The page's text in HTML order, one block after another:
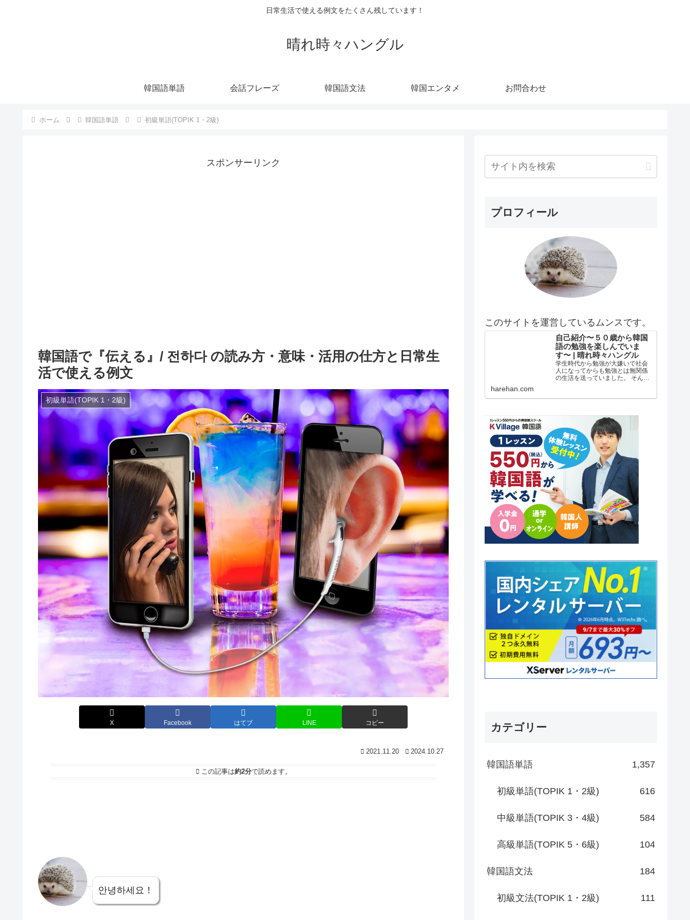
日常生活で使える例文をたくさん残しています！
晴れ時々ハングル
韓国語単語 会話フレーズ 韓国語文法 韓国エンタメ お問合わせ
ホーム 韓国語単語 初級単語(TOPIK 1・2級)
スポンサーリンク
韓国語で『伝える』/ 전하다 の読み方・意味・活用の仕方と日常生
活で使える例文
初級単語(TOPIK 1・2級)
X Facebook はてブ LINE コピー
2021.11.20 2024.10.27
この記事は約2分で読めます。
안녕하세요！
プロフィール
このサイトを運営しているムンスです。
自己紹介〜５０歳から韓国
語の勉強を楽しんでいま
す〜 | 晴れ時々ハングル
学生時代から勉強が大嫌いで社会
人になってからも勉強とは無関係
の生活を送っていました。 そんな
す。 在日韓国人３世で小さい頃は
学校低学年？の頃まで自
harehan.com
カテゴリー
韓国語単語 1,357
初級単語(TOPIK 1・2級) 616
中級単語(TOPIK 3・4級) 584
高級単語(TOPIK 5・6級) 104
韓国語文法 184
初級文法(TOPIK 1・2級) 111